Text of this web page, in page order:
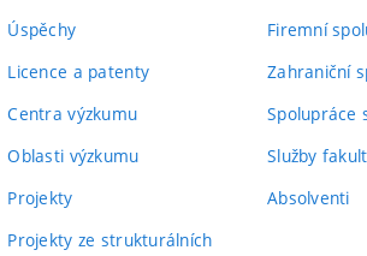
Úspěchy
Licence a patenty
Centra výzkumu
Oblasti výzkumu
Projekty
Projekty ze strukturálních
Firemní
Zahraniční
Spolupráce
Služby
Absolventi